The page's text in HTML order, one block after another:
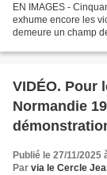
EN IMAGES -
exhume encore les
demeure un champ
VIDÉO. Pour
Normandie
Publié le 27/11/2025
Par via le Cercle